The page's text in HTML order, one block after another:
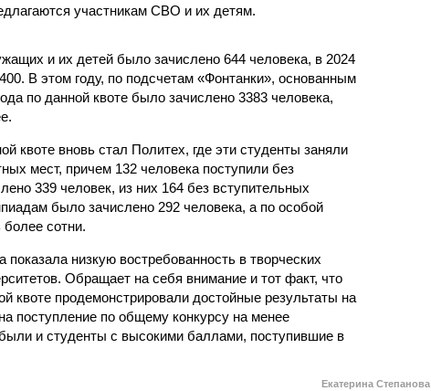
участникам СВО и их детям.
и их детей было зачислено 644 человека, в 2024
В этом году, по подсчетам «Фонтанки», основанным
по данной квоте было зачислено 3383 человека,
квоте вновь стал Политех, где эти студенты заняли
мест, причем 132 человека поступили без
339 человек, из них 164 без вступительных
было зачислено 292 человека, а по особой
более сотни.
показала низкую востребованность в творческих
Обращает на себя внимание и тот факт, что
квоте продемонстрировали достойные результаты на
поступление по общему конкурсу на менее
и студенты с высокими баллами, поступившие в
Екатерина Степанова